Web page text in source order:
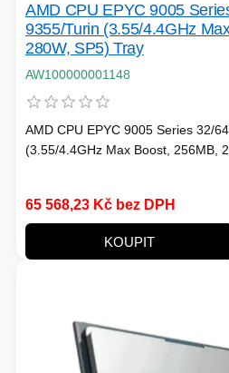
AMD CPU EPYC 9005
9355/Turin (3.55/4.4GHz
280W, SP5) Tray
AW100000001148
AMD CPU EPYC 9005 Series 32/
(3.55/4.4GHz Max Boost, 256MB,
65 568,23 Kč bez DPH
KOUPIT